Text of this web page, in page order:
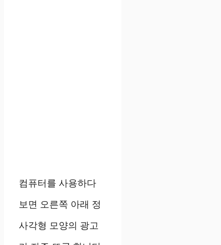
컴퓨터를 사용하다
보면 오른쪽 아래 정
사각형 모양의 광고